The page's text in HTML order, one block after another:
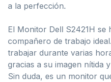
a la perfección.
El Monitor Dell S2421H se
compañero de trabajo
trabajar durante varias
gracias a su imagen nítida
Sin duda, es un monitor